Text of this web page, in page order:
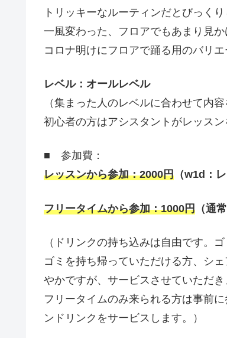
トリッキーなルーティンだとびっく
一風変わった、フロアでもあまり見か
コロナ明けにフロアで踊る用のバリ
レベル：オールレベル
（集まった人のレベルに合わせて内容
初心者の方はアシスタントがレッスン
■ 参加費：
レッスンから参加：2000円 （w1d ：
フリータイムから参加：1000円 （通
（ドリンクの持ち込みは自由です。
ゴミを持ち帰っていただける方、シ
やかですが、サービスさせていただき
フリータイムのみ来られる方は事前
ンドリンクをサービスします。）